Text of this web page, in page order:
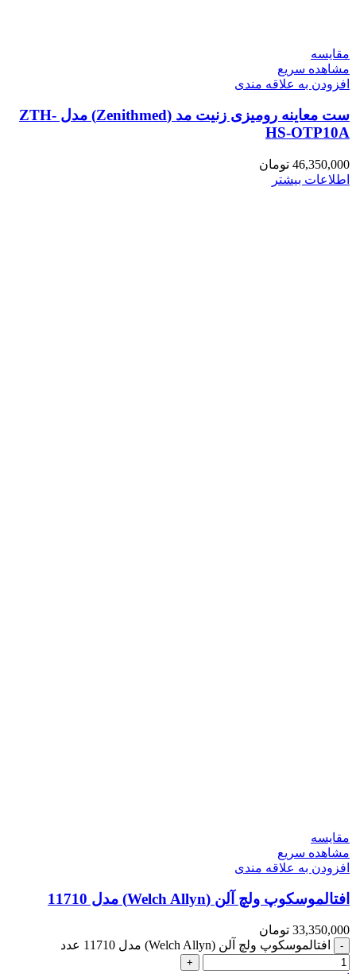
مقایسه
مشاهده سریع
افزودن به علاقه مندی
ست معاینه رومیزی زنیت مد (Zenithmed) مدل ZTH-
HS-OTP10A
46,350,000 تومان
اطلاعات بیشتر
مقایسه
مشاهده سریع
افزودن به علاقه مندی
افتالموسکوپ ولچ آلن (Welch Allyn) مدل 11710
33,350,000 تومان
افتالموسکوپ ولچ آلن (Welch Allyn) مدل 11710 عدد